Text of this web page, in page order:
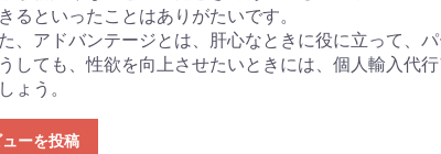
るといったことはありがたいです。
、アドバンテージとは、肝心なときに役に立って、
しても、性欲を向上させたいときには、個人輸入代
ょう。
ューを投稿